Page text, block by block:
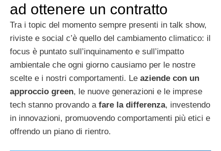
ad ottenere un contratto
Tra i topic del momento sempre presenti in talk show,
riviste e social c’è quello del cambiamento climatico: il
focus è puntato sull’inquinamento e sull’impatto
ambientale che ogni giorno causiamo per le nostre
scelte e i nostri comportamenti. Le aziende con un
approccio green, le nuove generazioni e le imprese
tech stanno provando a fare la differenza, investendo
in innovazioni, promuovendo comportamenti più etici e
offrendo un piano di rientro.